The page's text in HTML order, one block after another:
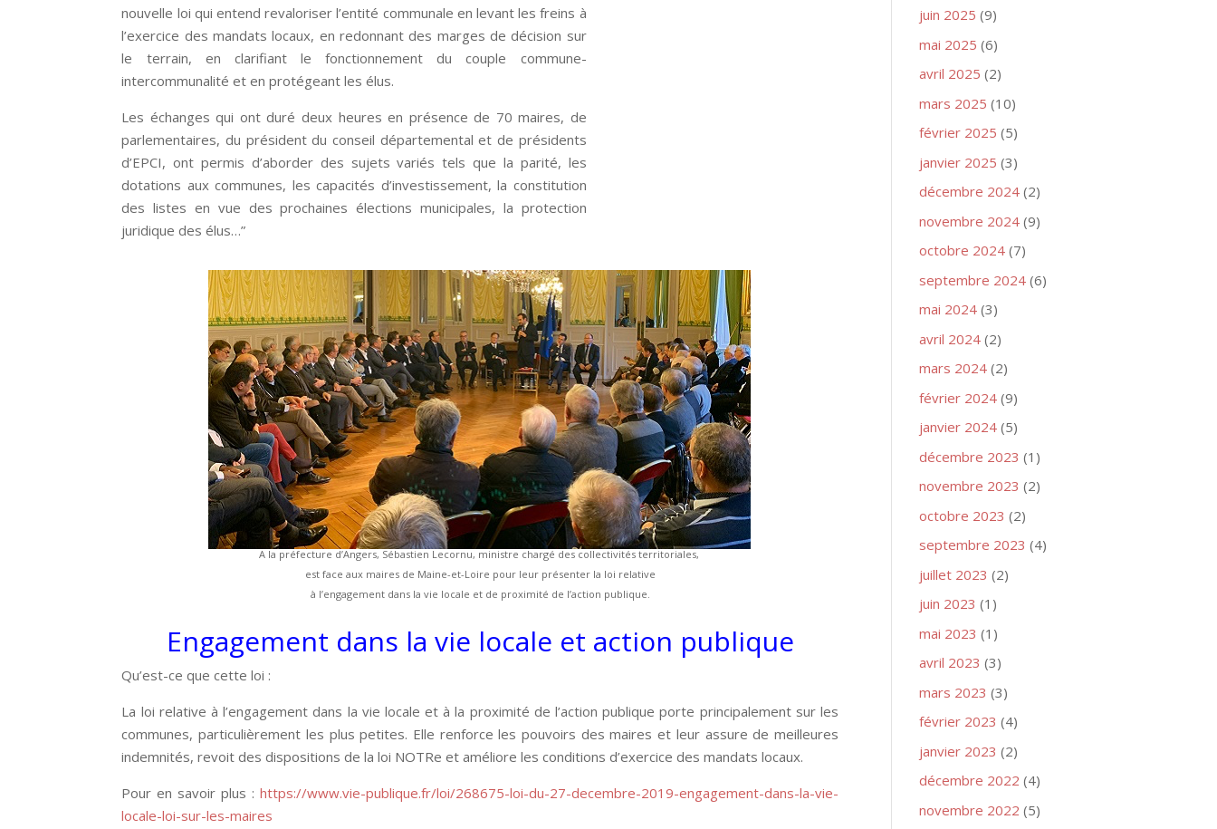
nouvelle loi qui entend revaloriser l’entité communale en levant les freins à
l’exercice des mandats locaux, en redonnant des marges de décision sur
le terrain, en clarifiant le fonctionnement du couple commune-
intercommunalité et en protégeant les élus.
Les échanges qui ont duré deux heures en présence de 70 maires, de
parlementaires, du président du conseil départemental et de présidents
d’EPCI, ont permis d’aborder des sujets variés tels que la parité, les
dotations aux communes, les capacités d’investissement, la constitution
des listes en vue des prochaines élections municipales, la protection
juridique des élus…”
A la préfecture d’Angers, Sébastien Lecornu, ministre chargé des collectivités territoriales,
est face aux maires de Maine-et-Loire pour leur présenter la loi relative
à l’engagement dans la vie locale et de proximité de l’action publique.
Engagement dans la vie locale et action publique
Qu’est-ce que cette loi :
La loi relative à l’engagement dans la vie locale et à la proximité de l’action publique porte principalement sur les
communes, particulièrement les plus petites. Elle renforce les pouvoirs des maires et leur assure de meilleures
indemnités, revoit des dispositions de la loi NOTRe et améliore les conditions d’exercice des mandats locaux.
Pour en savoir plus :https://www.vie-publique.fr/loi/268675-loi-du-27-decembre-2019-engagement-dans-la-vie-
locale-loi-sur-les-maires
juin 2025 (9)
mai 2025 (6)
avril 2025 (2)
mars 2025 (10)
février 2025 (5)
janvier 2025 (3)
décembre 2024 (2)
novembre 2024 (9)
octobre 2024 (7)
septembre 2024 (6)
mai 2024 (3)
avril 2024 (2)
mars 2024 (2)
février 2024 (9)
janvier 2024 (5)
décembre 2023 (1)
novembre 2023 (2)
octobre 2023 (2)
septembre 2023 (4)
juillet 2023 (2)
juin 2023 (1)
mai 2023 (1)
avril 2023 (3)
mars 2023 (3)
février 2023 (4)
janvier 2023 (2)
décembre 2022 (4)
novembre 2022 (5)